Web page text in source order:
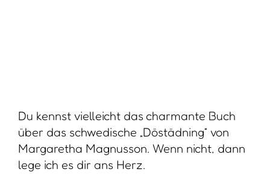
Foto, das nur für dich Bedeutung hat, ein
Brief, den niemand sonst verstehen würde.
Es sind diejenigen Dinge, die äußerlich
wertlos wirken, aber innerlich eine ganze